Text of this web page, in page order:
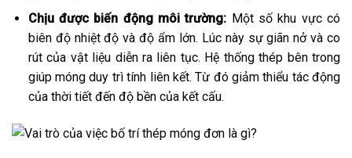
Chịu được biến động môi trường: Một số khu vực có
biên độ nhiệt độ và độ ẩm lớn. Lúc này sự giãn nở và co
rút của vật liệu diễn ra liên tục. Hệ thống thép bên trong
giúp móng duy trì tính liên kết. Từ đó giảm thiểu tác động
của thời tiết đến độ bền của kết cấu.